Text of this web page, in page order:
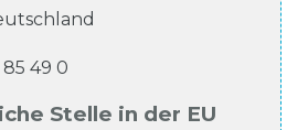
49 0
Stelle in der EU